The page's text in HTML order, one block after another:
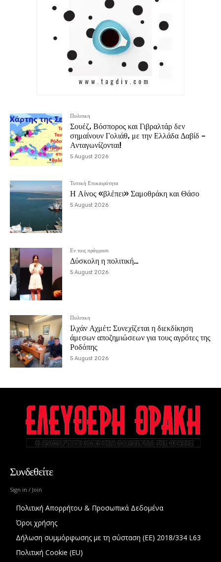
Πολιτικη
Σουέζ, Βόσπορος και Γιβραλτάρ δεν
σημαίνουν Γολιάθ, με την Ελλάδα Δαβίδ –
Ανταγωνίζονται!
5 August 2026
Τοπική Επικαιρότητα
Η Αίνος «βλέπει» Σαμοθράκη και Θάσο
5 August 2026
Εν τοις πράγμασι
Δύσκολη η πολιτική…
5 August 2026
Πολιτικη
Ιλχάν Αχμέτ: Συνεχίζεται η διεκδίκηση
άμεσων αποζημιώσεων για τους αγρότες της
Ροδόπης
5 August 2026
Συνδεθείτε
Sign in / Join
Πολιτική Απορρήτου & Προσωπικά Δεδομένα
Όροι χρήσης
Δήλωση συμμόρφωσης με τη σύσταση (ΕΕ) 2018/334 L63
Πολιτική Cookie (EU)